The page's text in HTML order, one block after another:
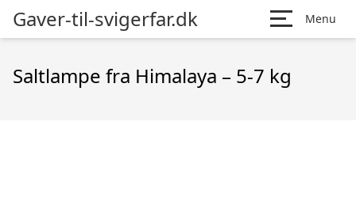
Gaver-til-svigerfar.dk Menu
Saltlampe fra Himalaya – 5-7 kg